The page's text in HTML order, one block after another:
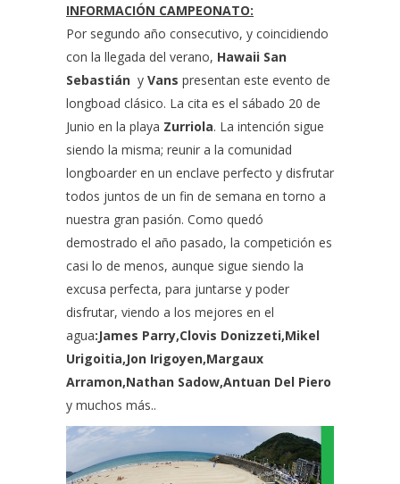
INFORMACIÓN CAMPEONATO:
Por segundo año consecutivo, y coincidiendo
con la llegada del verano, Hawaii San
Sebastián y Vans presentan este evento de
longboad clásico. La cita es el sábado 20 de
Junio en la playa Zurriola. La intención sigue
siendo la misma; reunir a la comunidad
longboarder en un enclave perfecto y disfrutar
todos juntos de un fin de semana en torno a
nuestra gran pasión. Como quedó
demostrado el año pasado, la competición es
casi lo de menos, aunque sigue siendo la
excusa perfecta, para juntarse y poder
disfrutar, viendo a los mejores en el
agua:James Parry,Clovis Donizzeti,Mikel
Urigoitia,Jon Irigoyen,Margaux
Arramon,Nathan Sadow,Antuan Del Piero
y muchos más..